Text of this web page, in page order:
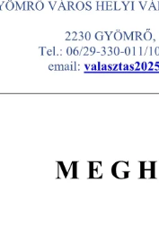
Rákóczi
Időpont:
(péntek-
Helyszín: